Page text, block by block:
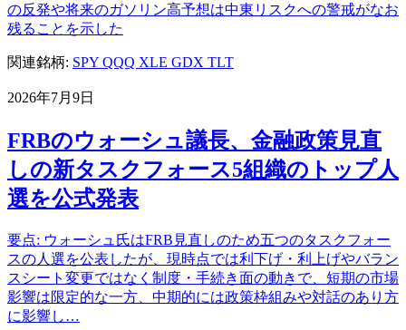
の反発や将来のガソリン高予想は中東リスクへの警戒がなお
残ることを示した
関連銘柄: SPY QQQ XLE GDX TLT
2026年7月9日
FRBのウォーシュ議長、金融政策見直
しの新タスクフォース5組織のトップ人
選を公式発表
要点: ウォーシュ氏はFRB見直しのため五つのタスクフォー
スの人選を公表したが、現時点では利下げ・利上げやバラン
スシート変更ではなく制度・手続き面の動きで、短期の市場
影響は限定的な一方、中期的には政策枠組みや対話のあり方
に影響し…